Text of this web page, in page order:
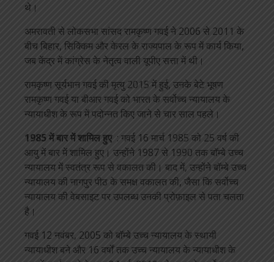
थे।
अमरावती से लोकसभा सांसद रामकृष्ण गवई ने 2006 से 2011 के
बीच बिहार, सिक्किम और केरल के राज्यपाल के रूप में कार्य किया,
जब केंद्र में कांग्रेस के नेतृत्व वाली यूपीए सत्ता में थी।
रामकृष्ण सूर्यभान गवई की मृत्यु 2015 में हुई, उनके बेटे भूषण
रामकृष्ण गवई या बीआर गवई को भारत के सर्वोच्च न्यायालय के
न्यायाधीश के रूप में पदोन्नत किए जाने से चार साल पहले।
1985 में बार में शामिल हुए: गवई 16 मार्च 1985 को 25 वर्ष की
आयु में बार में शामिल हुए। उन्होंने 1987 से 1990 तक बॉम्बे उच्च
न्यायालय में स्वतंत्र रूप से वकालत की। बाद में, उन्होंने बॉम्बे उच्च
न्यायालय की नागपुर पीठ के समक्ष वकालत की, जैसा कि सर्वोच्च
न्यायालय की वेबसाइट पर उपलब्ध उनकी प्रोफ़ाइल से पता चलता
है।
गवई 12 नवंबर, 2005 को बॉम्बे उच्च न्यायालय के स्थायी
न्यायाधीश बने और 16 वर्षों तक उच्च न्यायालय के न्यायाधीश के